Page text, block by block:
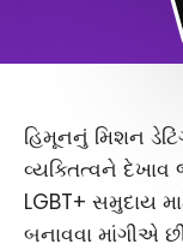
હિમૂનનું મિશન
વ્યક્તિત્વને
LGBT+ સમુદાય
બનાવવા માંગીએ